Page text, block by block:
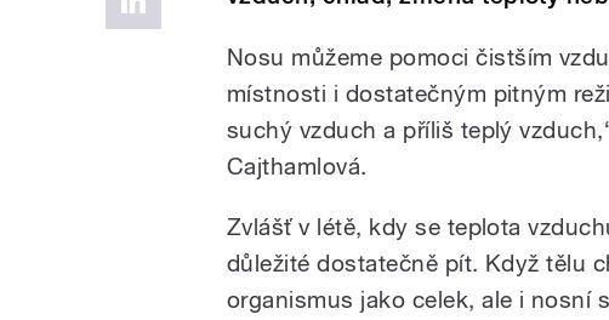
Nosu můžeme pomoci čistším
místnosti i dostatečným pitným
suchý vzduch a příliš teplý
Cajthamlová.
Zvlášť v létě, kdy se teplota
důležité dostatečně pít. Když tělu
organismus jako celek, ale i nosní